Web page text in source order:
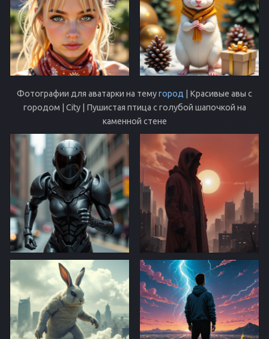
Фотографии для аватарки на темугород | Красивые авы с
городом | City | Пушистая птица с голубой шапочкой на
каменной стене